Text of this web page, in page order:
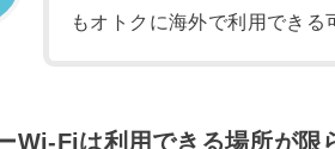
もオトクに海外で利用できる
Wi-Fiは利用できる場所が限